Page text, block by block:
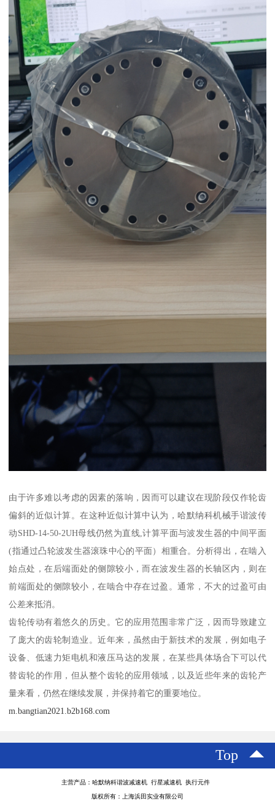
由于许多难以考虑的因素的落响，因而可以建议在现阶段仅作轮齿
偏斜的近似计算。在这种近似计算中认为，哈默纳科机械手谐波传
动SHD-14-50-2UH母线仍然为直线,计算平面与波发生器的中间平面
(指通过凸轮波发生器滚珠中心的平面）相重合。分析得出，在啮入
始点处，在后端面处的侧隙较小，而在波发生器的长轴区内，则在
前端面处的侧隙较小，在啮合中存在过盈。通常，不大的过盈可由
公差来抵消。
齿轮传动有着悠久的历史。它的应用范围非常广泛，因而导致建立
了庞大的齿轮制造业。近年来，虽然由于新技术的发展，例如电子
设备、低速力矩电机和液压马达的发展，在某些具体场合下可以代
替齿轮的作用，但从整个齿轮的应用领域，以及近些年来的齿轮产
量来看，仍然在继续发展，并保持着它的重要地位。
m.bangtian2021.b2b168.com
Top
主营产品：哈默纳科谐波减速机 行星减速机 执行元件
版权所有：上海浜田实业有限公司